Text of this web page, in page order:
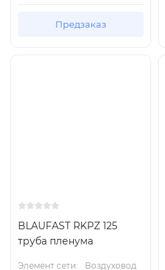
Предзаказ
BLAUFAST RKPZ 125
труба пленума
Элемент сети:
Воздуховод